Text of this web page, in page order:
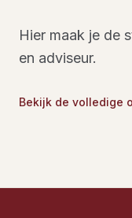
Hier maak je de
en adviseur.
Bekijk de volledige